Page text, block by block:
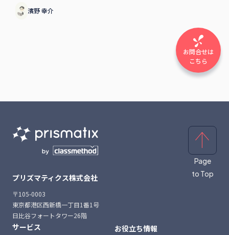
濱野 幸介
プリズマティクス株式会社
〒105-0003
東京都港区西新橋一丁目1番1号
日比谷フォートタワー26階
サービス お役立ち情報
Page
to Top
お問合せは
こちら